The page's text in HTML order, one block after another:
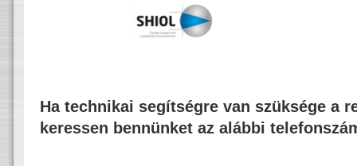
Ha technikai segítségre van szüksége a
keressen bennünket az alábbi